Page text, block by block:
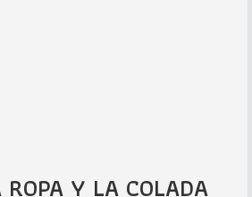
Y LA COLADA